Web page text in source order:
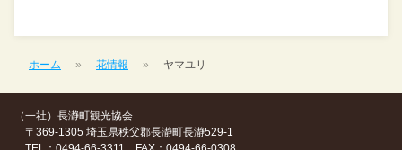
ホーム 花情報 ヤマユリ
（一社）長瀞町観光協会
〒369-1305 埼玉県秩父郡長瀞町長瀞529-1